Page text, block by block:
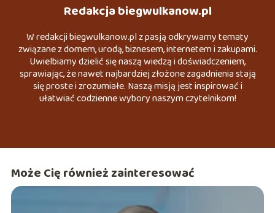
Redakcja biegwulkanow.pl
W redakcji biegwulkanow.pl z pasją odkrywamy tematy
związane z domem, urodą, biznesem, internetem i zakupami.
Uwielbiamy dzielić się naszą wiedzą i doświadczeniem,
sprawiając, że nawet najbardziej złożone zagadnienia stają
się proste i zrozumiałe. Naszą misją jest inspirować i
ułatwiać codzienne wybory naszym czytelnikom!
Może Cię również zainteresować